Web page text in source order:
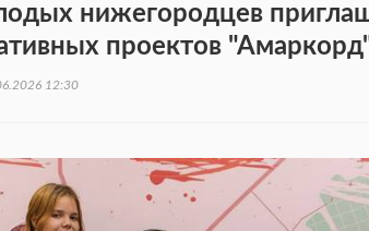
нижегородцев
проектов
12:30